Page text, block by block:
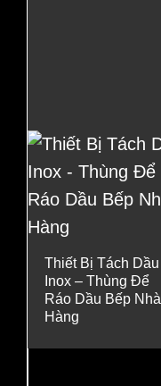
Thiết Bị Tách Dầu
Inox – Thùng Để
Ráo Dầu Bếp Nhà
Hàng